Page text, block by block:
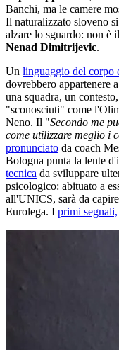
Banchi, ma le camere
Il naturalizzato sloveno
alzare lo sguardo: non è
Nenad Dimitrijevic.
Un linguaggio del corpo
dovrebbero appartenere
una squadra, un contesto,
"sconosciuti" come
Neno. Il "Secondo me
come utilizzare meglio i
pronunciato da coach
Bologna punta la lente
tecnica da sviluppare
psicologico: abituato a
all'UNICS, sarà da
Eurolega. I primi segnali,